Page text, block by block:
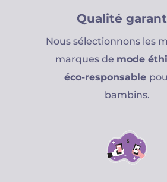
Qualité
Nous sélectionnons les
marques de mode
éco-responsable
bambins.